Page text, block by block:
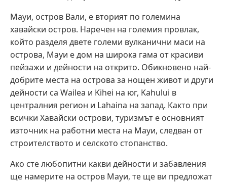
Мауи, остров Вали, е вторият по големина
хавайски остров. Наречен на големия провлак,
който разделя двете големи вулканични маси на
острова, Мауи е дом на широка гама от красиви
пейзажи и дейности на открито. Обикновено най-
добрите места на острова за нощен живот и други
дейности са Wailea и Kihei на юг, Kahului в
централния регион и Lahaina на запад. Както при
всички Хавайски острови, туризмът е основният
източник на работни места на Мауи, следван от
строителството и селското стопанство.
Ако сте любопитни какви дейности и забавления
ще намерите на остров Мауи, те ще ви предложат